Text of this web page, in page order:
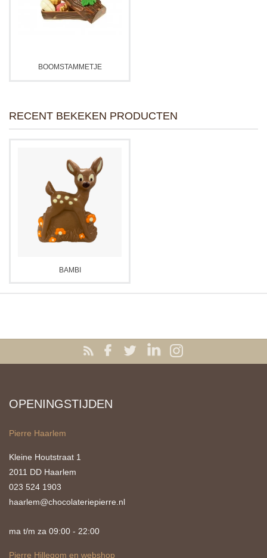
BOOMSTAMMETJE
RECENT BEKEKEN PRODUCTEN
BAMBI
OPENINGSTIJDEN
Pierre Haarlem
Kleine Houtstraat 1
2011 DD Haarlem
023 524 1903
haarlem@chocolateriepierre.nl
ma t/m za 09:00 - 22:00
Pierre Hillegom en webshop